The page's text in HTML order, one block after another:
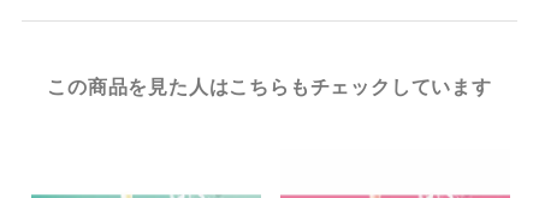
この商品を見た人はこちらもチェックしています